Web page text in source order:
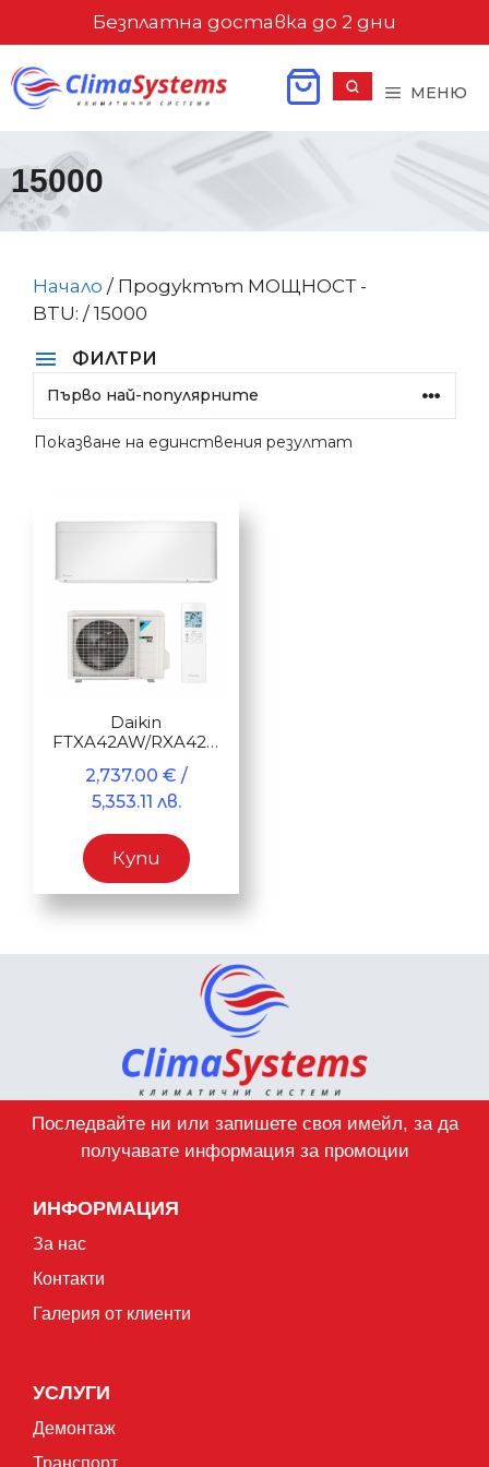
съдържанието
Безплатна доставка до 2 дни
МЕНЮ
15000
Начало / Продуктът МОЩНОСТ -
BTU: / 15000
ФИЛТРИ
Показване на единствения резултат
Daikin
FTXA42AW/RXA42B
2,737.00 € /
5,353.11 лв.
Купи
Последвайте ни или запишете своя имейл, за да
получавате информация за промоции
ИНФОРМАЦИЯ
За нас
Контакти
Галерия от клиенти
УСЛУГИ
Демонтаж